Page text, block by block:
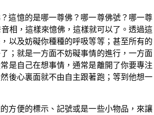
這憶的是哪一尊佛？哪一尊佛號？哪一尊
相，這樣來憶佛，這樣就可以了。透過這
以及妨礙你種種的呼吸等等；甚至所有的
；就是一方面不妨礙事情的進行，一方面
是自己在想事情，通常是離開了你要專注
後心裏面就不由自主跟著跑；等到他想一
方便的標示、記號或是一些小物品，來讓